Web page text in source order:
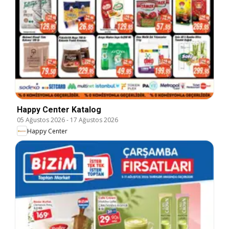
Happy Center Katalog
05 Ağustos 2026- 17 Ağustos 2026
Happy Center